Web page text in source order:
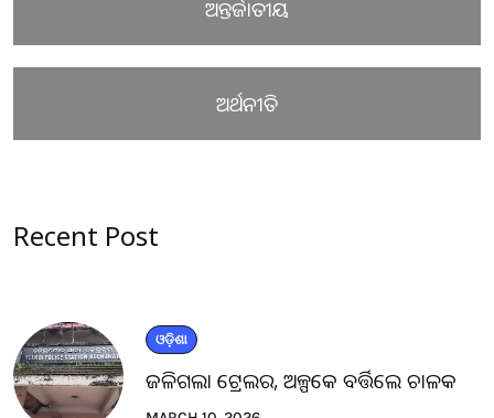
ଅନ୍ତର୍ଜାତୀୟ
ଅର୍ଥନୀତି
Recent Post
ଓଡ଼ିଶା
ଜଳିଗଲା ଟ୍ରେଲର, ଅଳ୍ପକେ ବର୍ତ୍ତିଲେ ଚାଳକ